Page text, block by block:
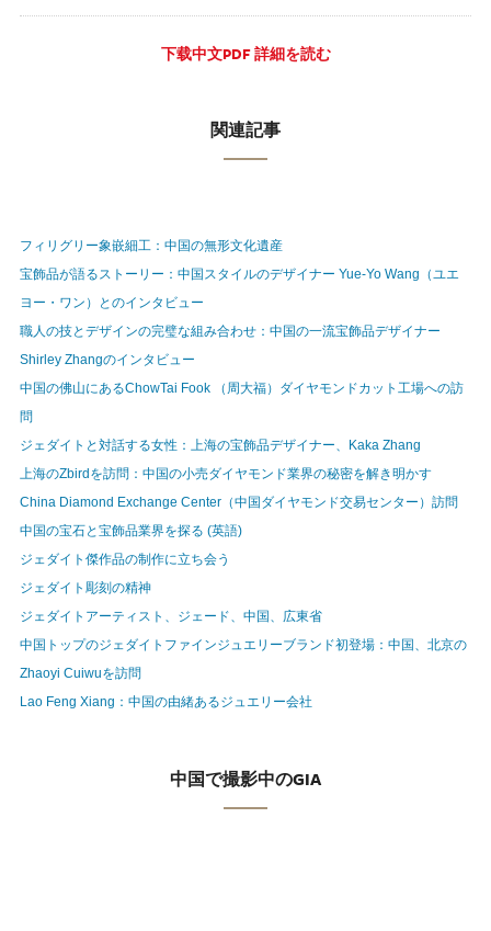
下载中文PDF 詳細を読む
関連記事
フィリグリー象嵌細工：中国の無形文化遺産
宝飾品が語るストーリー：中国スタイルのデザイナー Yue-Yo Wang（ユエ
ヨー・ワン）とのインタビュー
職人の技とデザインの完璧な組み合わせ：中国の一流宝飾品デザイナー
Shirley Zhangのインタビュー
中国の佛山にあるChowTai Fook （周大福）ダイヤモンドカット工場への訪
問
ジェダイトと対話する女性：上海の宝飾品デザイナー、Kaka Zhang
上海のZbirdを訪問：中国の小売ダイヤモンド業界の秘密を解き明かす
China Diamond Exchange Center（中国ダイヤモンド交易センター）訪問
中国の宝石と宝飾品業界を探る (英語)
ジェダイト傑作品の制作に立ち会う
ジェダイト彫刻の精神
ジェダイトアーティスト、ジェード、中国、広東省
中国トップのジェダイトファインジュエリーブランド初登場：中国、北京の
Zhaoyi Cuiwuを訪問
Lao Feng Xiang：中国の由緒あるジュエリー会社
中国で撮影中のGIA